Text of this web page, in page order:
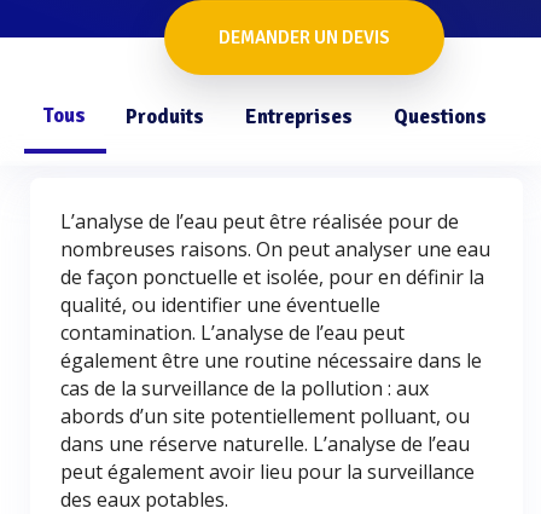
DEMANDER UN DEVIS
Tous Produits Entreprises Questions
L’analyse de l’eau peut être réalisée pour de
nombreuses raisons. On peut analyser une eau
de façon ponctuelle et isolée, pour en définir la
qualité, ou identifier une éventuelle
contamination. L’analyse de l’eau peut
également être une routine nécessaire dans le
cas de la surveillance de la pollution : aux
abords d’un site potentiellement polluant, ou
dans une réserve naturelle. L’analyse de l’eau
peut également avoir lieu pour la surveillance
des eaux potables.